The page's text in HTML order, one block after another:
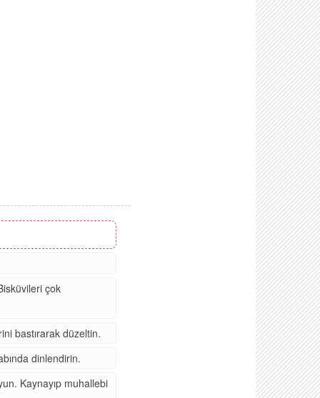
çok
bastırarak düzeltin.
dinlendirin.
Kaynayıp muhallebi